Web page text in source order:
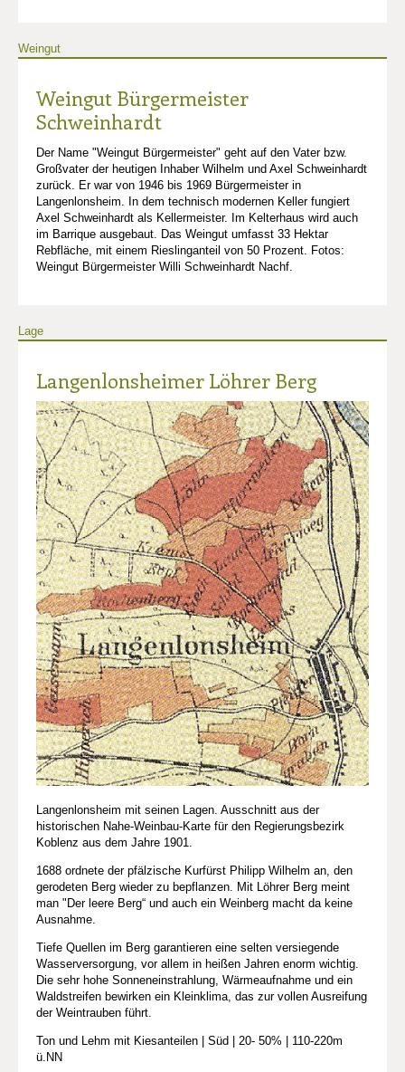
Weingut
Weingut Bürgermeister
Schweinhardt
Der Name "Weingut Bürgermeister" geht auf den Vater bzw.
Großvater der heutigen Inhaber Wilhelm und Axel Schweinhardt
zurück. Er war von 1946 bis 1969 Bürgermeister in
Langenlonsheim. In dem technisch modernen Keller fungiert
Axel Schweinhardt als Kellermeister. Im Kelterhaus wird auch
im Barrique ausgebaut. Das Weingut umfasst 33 Hektar
Rebfläche, mit einem Rieslinganteil von 50 Prozent. Fotos:
Weingut Bürgermeister Willi Schweinhardt Nachf.
Lage
Langenlonsheimer Löhrer Berg
Langenlonsheim mit seinen Lagen. Ausschnitt aus der
historischen Nahe-Weinbau-Karte für den Regierungsbezirk
Koblenz aus dem Jahre 1901.
1688 ordnete der pfälzische Kurfürst Philipp Wilhelm an, den
gerodeten Berg wieder zu bepflanzen. Mit Löhrer Berg meint
man "Der leere Berg“ und auch ein Weinberg macht da keine
Ausnahme.
Tiefe Quellen im Berg garantieren eine selten versiegende
Wasserversorgung, vor allem in heißen Jahren enorm wichtig.
Die sehr hohe Sonneneinstrahlung, Wärmeaufnahme und ein
Waldstreifen bewirken ein Kleinklima, das zur vollen Ausreifung
der Weintrauben führt.
Ton und Lehm mit Kiesanteilen | Süd | 20- 50% | 110-220m
ü.NN